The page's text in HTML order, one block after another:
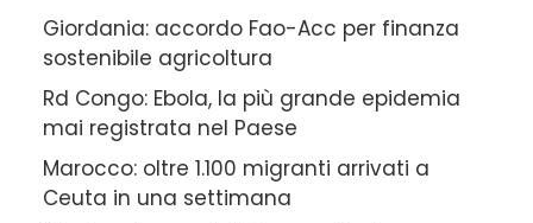
Giordania: accordo Fao-Acc per finanza
sostenibile agricoltura
Rd Congo: Ebola, la più grande epidemia
mai registrata nel Paese
Marocco: oltre 1.100 migranti arrivati a
Ceuta in una settimana